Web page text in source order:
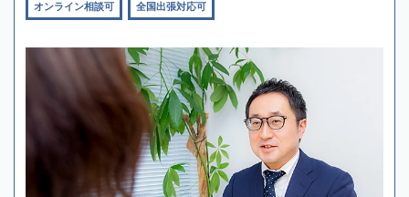
オンライン相談可 全国出張対応可